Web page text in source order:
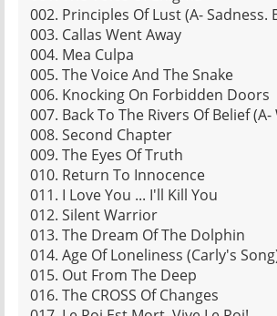
002. Principles Of Lust (A- Sadness.
003. Callas Went Away
004. Mea Culpa
005. The Voice And The Snake
006. Knocking On Forbidden Doors
007. Back To The Rivers Of Belief
008. Second Chapter
009. The Eyes Of Truth
010. Return To Innocence
011. I Love You ... I'll Kill You
012. Silent Warrior
013. The Dream Of The Dolphin
014. Age Of Loneliness (Carly's
015. Out From The Deep
016. The CROSS Of Changes